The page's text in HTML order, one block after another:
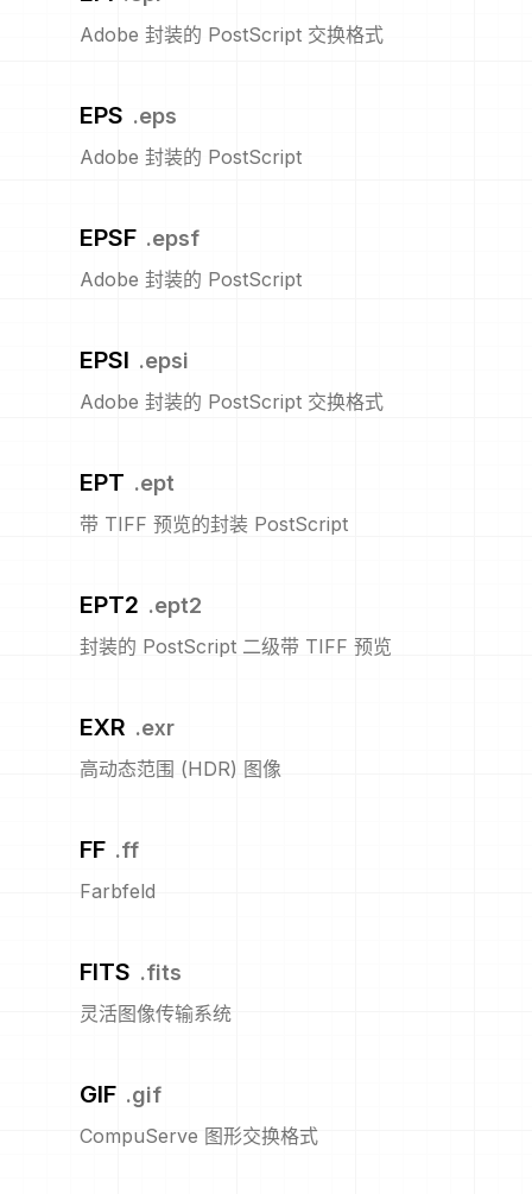
Adobe 封装的 PostScript 交换格式
EPS .eps
Adobe 封装的 PostScript
EPSF .epsf
Adobe 封装的 PostScript
EPSI .epsi
Adobe 封装的 PostScript 交换格式
EPT .ept
带 TIFF 预览的封装 PostScript
EPT2 .ept2
封装的 PostScript 二级带 TIFF 预览
EXR .exr
高动态范围 (HDR) 图像
FF .ff
Farbfeld
FITS .fits
灵活图像传输系统
GIF .gif
CompuServe 图形交换格式